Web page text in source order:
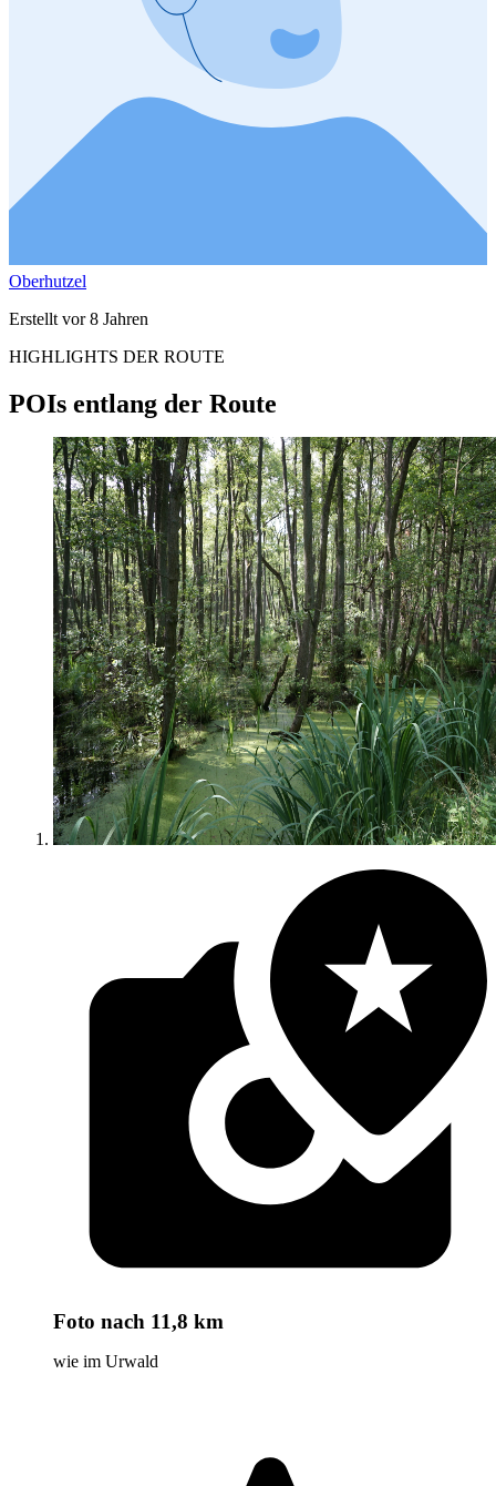
Oberhutzel
Erstellt vor 8 Jahren
HIGHLIGHTS DER ROUTE
POIs entlang der Route
Foto nach 11,8 km
wie im Urwald